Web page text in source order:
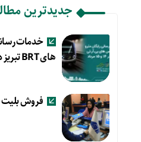
جدیدترین
خدمات
های BRT تبریز در ۱۴ و ۱۵ مرداد
فروش بلیت